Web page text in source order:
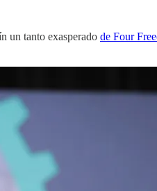
un tanto exasperado de Four